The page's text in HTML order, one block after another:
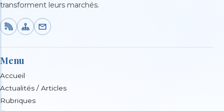
transforment leurs marchés.
Menu
Accueil
Actualités / Articles
Rubriques